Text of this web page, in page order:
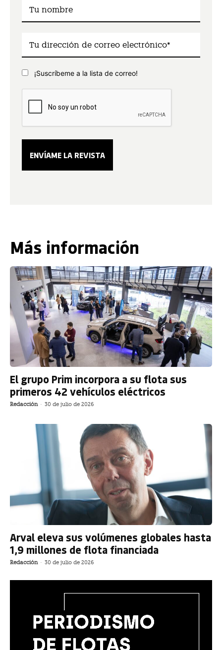
¡Suscríbeme a la lista de correo!
Más información
El grupo Prim incorpora a su flota sus
primeros 42 vehículos eléctricos
Redacción - 30 de julio de 2026
Arval eleva sus volúmenes globales hasta
1,9 millones de flota financiada
Redacción - 30 de julio de 2026